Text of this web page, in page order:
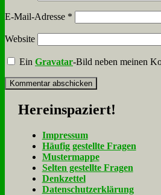
E-Mail-Adresse *
Website
EinGravatar-Bild neben meinen
Her­ein­spa­ziert!
Im­pres­sum
Häu­fig ge­stell­te Fra­gen
Mu­ster­map­pe
Sel­ten ge­stell­te Fra­gen
Denk­zet­tel
Da­ten­schutz­er­klä­rung